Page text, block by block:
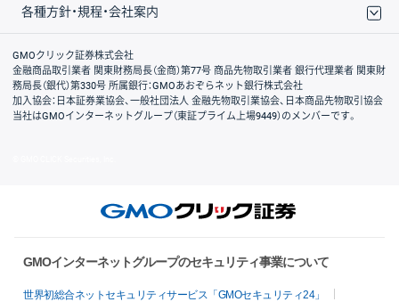
各種方針・規程・会社案内
取引規程・約款
サイトマップ
その他のご案内
個人情報保護方針
最良執行方針
サイトのご利用について
ディスクレイマー
信託保全
リスク説明
会社案内
GMOクリック証券株式会社
金融商品取引業者 関東財務局長（金商）第77号 商品先物取引業者 銀行代理業者 関東財
務局長（銀代）第330号 所属銀行：GMOあおぞらネット銀行株式会社
加入協会：日本証券業協会、一般社団法人 金融先物取引業協会、日本商品先物取引協会
当社はGMOインターネットグループ（東証プライム上場9449）のメンバーです。
GMOインターネットグループのセキュリティ事業について
世界初総合ネットセキュリティサービス「GMOセキュリティ24」